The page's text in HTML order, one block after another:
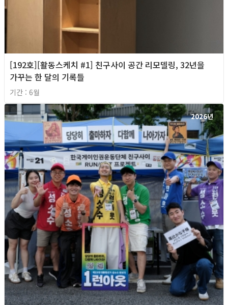
[192호][활동스케치 #1] 친구사이 공간 리모델링, 32년을
가꾸는 한 달의 기록들
기간 : 6월
2026년